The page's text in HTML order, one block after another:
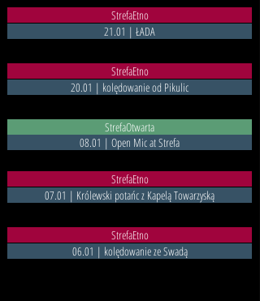
StrefaEtno
21.01 | ŁADA
StrefaEtno
20.01 | kolędowanie od Pikulic
StrefaOtwarta
08.01 | Open Mic at Strefa
StrefaEtno
07.01 | Królewski potańc z Kapelą Towarzyską
StrefaEtno
06.01 | kolędowanie ze Swadą